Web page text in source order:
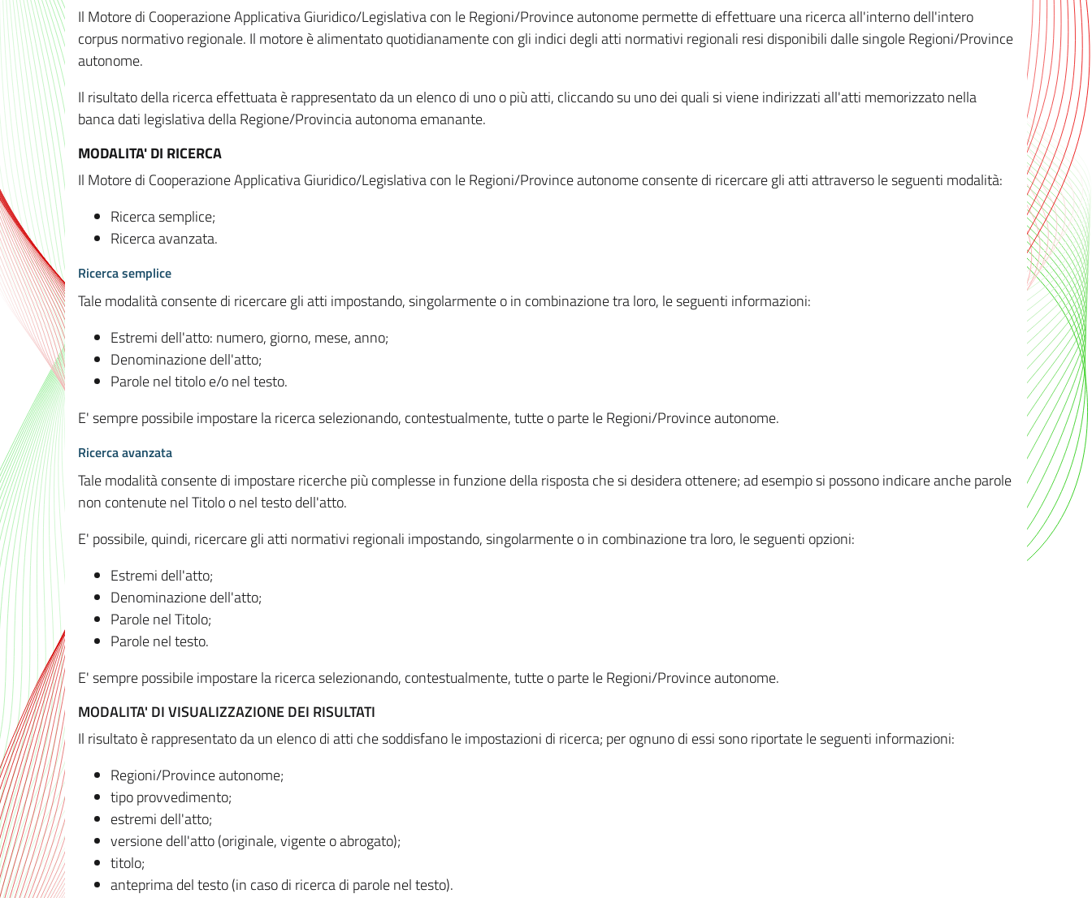
Il Motore di Cooperazione Applicativa Giuridico/Legislativa con le Regioni/Province autonome permette di effettuare una ricerca all'interno dell'intero
corpus normativo regionale. Il motore è alimentato quotidianamente con gli indici degli atti normativi regionali resi disponibili dalle singole Regioni/Province
autonome.
Il risultato della ricerca effettuata è rappresentato da un elenco di uno o più atti, cliccando su uno dei quali si viene indirizzati all'atti memorizzato nella
banca dati legislativa della Regione/Provincia autonoma emanante.
MODALITA' DI RICERCA
Il Motore di Cooperazione Applicativa Giuridico/Legislativa con le Regioni/Province autonome consente di ricercare gli atti attraverso le seguenti modalità:
Ricerca semplice;
Ricerca avanzata.
Ricerca semplice
Tale modalità consente di ricercare gli atti impostando, singolarmente o in combinazione tra loro, le seguenti informazioni:
Estremi dell'atto: numero, giorno, mese, anno;
Denominazione dell'atto;
Parole nel titolo e/o nel testo.
E' sempre possibile impostare la ricerca selezionando, contestualmente, tutte o parte le Regioni/Province autonome.
Ricerca avanzata
Tale modalità consente di impostare ricerche più complesse in funzione della risposta che si desidera ottenere; ad esempio si possono indicare anche parole
non contenute nel Titolo o nel testo dell'atto.
E' possibile, quindi, ricercare gli atti normativi regionali impostando, singolarmente o in combinazione tra loro, le seguenti opzioni:
Estremi dell'atto;
Denominazione dell'atto;
Parole nel Titolo;
Parole nel testo.
E' sempre possibile impostare la ricerca selezionando, contestualmente, tutte o parte le Regioni/Province autonome.
MODALITA' DI VISUALIZZAZIONE DEI RISULTATI
Il risultato è rappresentato da un elenco di atti che soddisfano le impostazioni di ricerca; per ognuno di essi sono riportate le seguenti informazioni:
Regioni/Province autonome;
tipo provvedimento;
estremi dell'atto;
versione dell'atto (originale, vigente o abrogato);
titolo;
anteprima del testo (in caso di ricerca di parole nel testo).